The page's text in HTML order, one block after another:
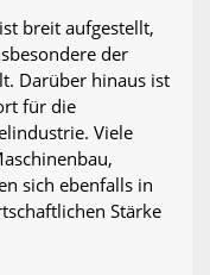
breit aufgestellt,
der
Darüber hinaus ist
für die
Viele
sich ebenfalls in
Stärke